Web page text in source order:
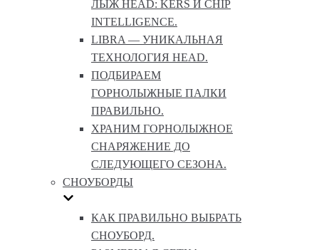
ЛЫЖ HEAD: KERS И CHIP
INTELLIGENCE.
LIBRA — УНИКАЛЬНАЯ
ТЕХНОЛОГИЯ HEAD.
ПОДБИРАЕМ
ГОРНОЛЫЖНЫЕ ПАЛКИ
ПРАВИЛЬНО.
ХРАНИМ ГОРНОЛЫЖНОЕ
СНАРЯЖЕНИЕ ДО
СЛЕДУЮЩЕГО СЕЗОНА.
СНОУБОРДЫ
КАК ПРАВИЛЬНО ВЫБРАТЬ
СНОУБОРД.